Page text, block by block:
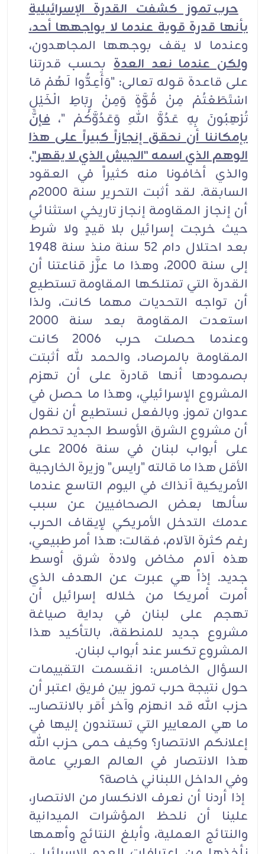
حرب تموز كشفت القدرة الإسرائيلية
بأنها قدرة قوية عندما لا يواجهها أحد،
وعندما لا يقف بوجهها المجاهدون،
ولكن عندما نعد العدة بحسب قدرتنا
على قاعدة قوله تعالى: "وَأَعِدُّوا لَهُمْ مَا
اسْتَطَعْتُمْ مِنْ قُوَّةٍ وَمِنْ رِبَاطِ الْخَيْلِ
تُرْهِبُونَ بِهِ عَدُوَّ اللهِ وَعَدُوَّكُمْ "،فإنَّ
بإمكاننا أن نحقق إنجازاً كبيراً على هذا
الوهم الذي اسمه "الجيش الذي لا يقهر"،
والذي أخافونا منه كثيراً في العقود
السابقة. لقد أثبت التحرير سنة 2000م
أن إنجاز المقاومة إنجاز تاريخي استثنائي
حيث خرجت إسرائيل بلا قيدٍ ولا شرط
بعد احتلال دام 52 سنة منذ سنة 1948
إلى سنة 2000، وهذا ما عزَّز قناعتنا أن
القدرة التي تمتلكها المقاومة تستطيع
أن تواجه التحديات مهما كانت، ولذا
استعدت المقاومة بعد سنة 2000
وعندما حصلت حرب 2006 كانت
المقاومة بالمرصاد، والحمد لله أثبتت
بصمودها أنها قادرة على أن تهزم
المشروع الإسرائيلي، وهذا ما حصل في
عدوان تموز. وبالفعل نستطيع أن نقول
أن مشروع الشرق الأوسط الجديد تحطم
على أبواب لبنان في سنة 2006 على
الأقل هذا ما قالته "رايس" وزيرة الخارجية
الأمريكية آنذاك في اليوم التاسع عندما
سألها بعض الصحافيين عن سبب
عدمك التدخل الأمريكي لإيقاف الحرب
رغم كثرة الآلام، فقالت: هذا أمر طبيعي،
هذه آلام مخاض ولادة شرق أوسط
جديد. إذاً هي عبرت عن الهدف الذي
أمرت أمريكا من خلاله إسرائيل أن
تهجم على لبنان في بداية صياغة
مشروع جديد للمنطقة، بالتأكيد هذا
المشروع تكسر عند أبواب لبنان.
السؤال الخامس: انقسمت التقييمات
حول نتيجة حرب تموز بين فريق اعتبر أن
حزب الله قد انهزم وآخر أقر بالانتصار...
ما هي المعايير التي تستندون إليها في
إعلانكم الانتصار؟ وكيف حمى حزب الله
هذا الانتصار في العالم العربي عامة
وفي الداخل اللبناني خاصة؟
إذا أردنا أن نعرف الانكسار من الانتصار،
علينا أن نلحظ المؤشرات الميدانية
والنتائج العملية، وأبلغ النتائج وأهمها